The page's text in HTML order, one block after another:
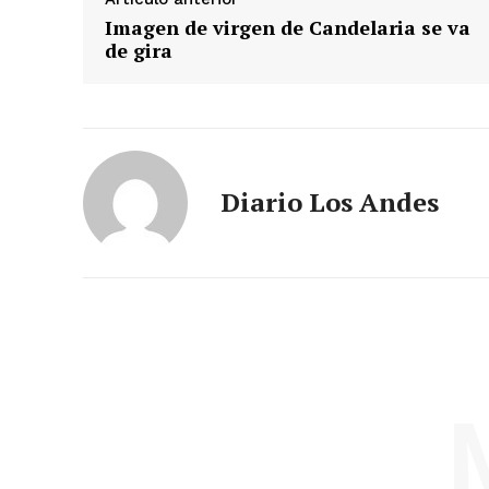
Imagen de virgen de Candelaria se va
de gira
Diario Los Andes